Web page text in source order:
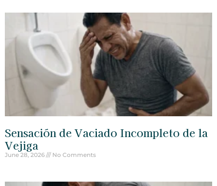
Sensación de Vaciado Incompleto de la
Vejiga
June 28, 2026 No Comments